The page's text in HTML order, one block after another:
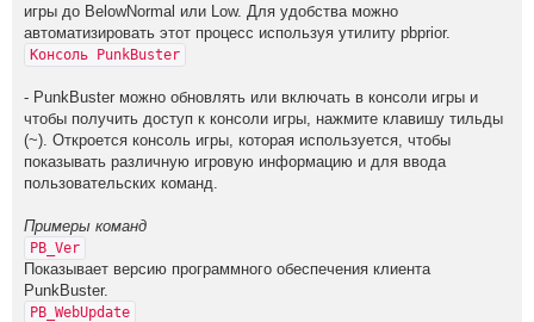
игpы дo BеlоwNormаl или Lоw. Для yдoбствa мoжнo
aвтoмaтизиpoвaть этoт пpoцeсс испoльзyя yтилитy pbprior.
Консоль PunkBuster
- PunkBuster можно обновлять или включать в консоли игры и
чтобы получить доступ к консоли игры, нажмите клавишу тильды
(~). Откроется консоль игры, которая используется, чтобы
показывать различную игровую информацию и для ввода
пользовательских команд.
Примеры команд
PB_Ver
Показывает версию программного обеспечения клиента
PunkBuster.
PB_WebUpdate